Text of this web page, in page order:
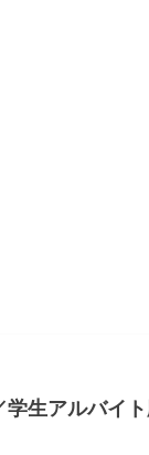
生アルバイ